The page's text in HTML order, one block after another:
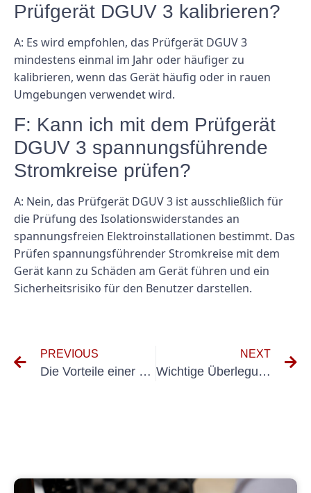
Prüfgerät DGUV 3 kalibrieren?
A: Es wird empfohlen, das Prüfgerät DGUV 3
mindestens einmal im Jahr oder häufiger zu
kalibrieren, wenn das Gerät häufig oder in rauen
Umgebungen verwendet wird.
F: Kann ich mit dem Prüfgerät
DGUV 3 spannungsführende
Stromkreise prüfen?
A: Nein, das Prüfgerät DGUV 3 ist ausschließlich für
die Prüfung des Isolationswiderstandes an
spannungsfreien Elektroinstallationen bestimmt. Das
Prüfen spannungsführender Stromkreise mit dem
Gerät kann zu Schäden am Gerät führen und ein
Sicherheitsrisiko für den Benutzer darstellen.
PREVIOUS
Die Vorteile einer regelmäßigen UVV-Prüfung für die Wartung von Absetzbehältern
NEXT
Wichtige Überlegungen zur ordnungsgemäßen Durchführung von DIN VDE 0100-Messungen im industriellen Umfeld